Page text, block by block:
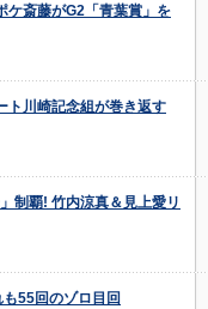
ケ斎藤がG2「青葉賞」を
ト川崎記念組が巻き返す
制覇! 竹内涼真＆見上愛リ
55回のゾロ目回